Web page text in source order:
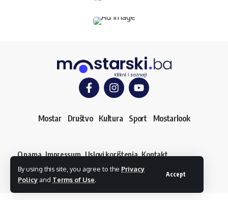
By using this site, you agree to the Privacy
Policy and Terms of Use.
Accept
Mostar Društvo Kultura Sport Mostarlook
O nama Impressum Uslovi korištenja Kontakt
Dojavi vijest
© mostarski.ba. Sva prava pridržana